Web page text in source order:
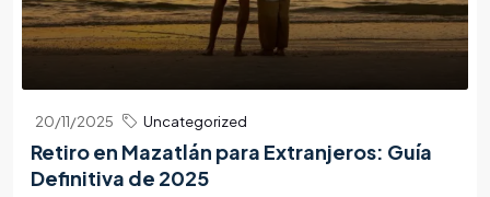
20/11/2025 Uncategorized
Retiro en Mazatlán para Extranjeros: Guía
Definitiva de 2025